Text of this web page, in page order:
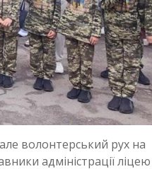
волонтерський рух на
адміністрації